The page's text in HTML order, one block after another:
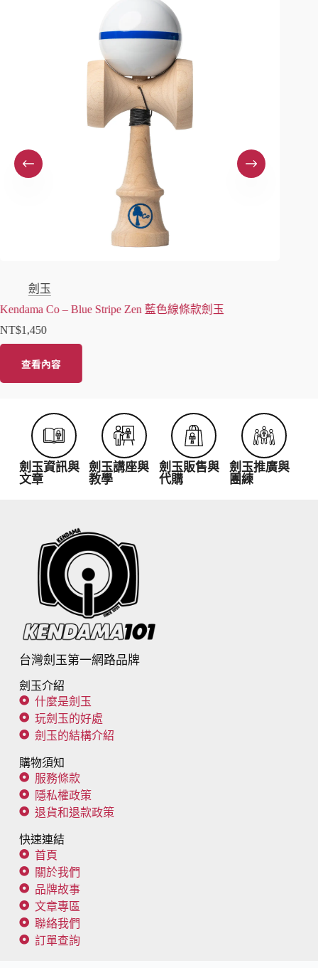
劍玉
Kendama Co – Blue Stripe Zen 藍色線條款劍玉
NT$1,450
查看內容
劍玉資訊與
文章
劍玉講座與
教學
劍玉販售與
代購
劍玉推廣與
團練
台灣劍玉第一網路品牌
劍玉介紹
什麼是劍玉
玩劍玉的好處
劍玉的結構介紹
購物須知
服務條款
隱私權政策
退貨和退款政策
快速連結
首頁
關於我們
品牌故事
文章專區
聯絡我們
訂單查詢